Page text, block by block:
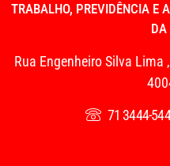
TRABALHO, PREVIDÊNCIA E
DA
Rua Engenheiro Silva Lima
71 3444-